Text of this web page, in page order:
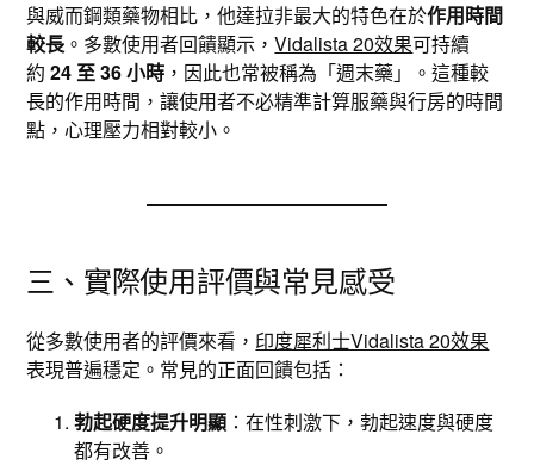
與威而鋼類藥物相比，他達拉非最大的特色在於作用時間
較長 。多數使用者回饋顯示，Vidalista 20效果可持續
約24 至 36 小時 ，因此也常被稱為「週末藥」。這種較
長的作用時間，讓使用者不必精準計算服藥與行房的時間
點，心理壓力相對較小。
三、實際使用評價與常見感受
從多數使用者的評價來看， 印度犀利士Vidalista 20效果
表現普遍穩定。常見的正面回饋包括：
勃起硬度提升明顯 ：在性刺激下，勃起速度與硬度
都有改善。